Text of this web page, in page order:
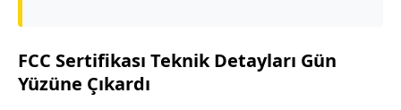
FCC Sertifikası Teknik Detayları Gün
Yüzüne Çıkardı